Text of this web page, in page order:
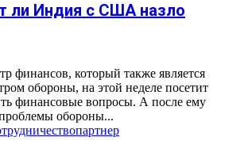
ли Индия с США назло
финансов, который также является
обороны, на этой неделе посетит
финансовые вопросы. А после ему
обороны...
партнер